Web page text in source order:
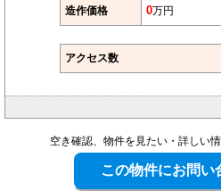
造作価格 0万円
アクセス数
空き確認、物件を見たい・詳しい